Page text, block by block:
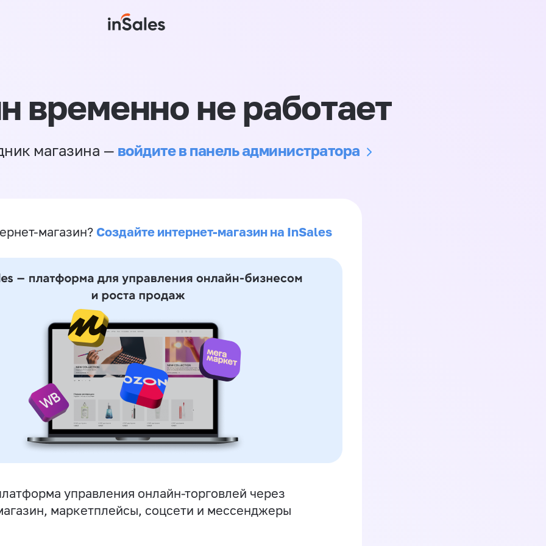
временно не работает
магазина — войдите в панель администратора
магазин? Создайте интернет-магазин на InSales
управления онлайн-торговлей через
маркетплейсы, соцсети и мессенджеры